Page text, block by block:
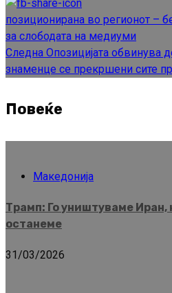
позиционирана во регионот –
за слободата на медиуми
Следна Опозицијата обвинува
знаменце се прекршени сите
Повеќе
Македонија
Трамп: Го уништуваме Иран,
останеме
31/03/2026